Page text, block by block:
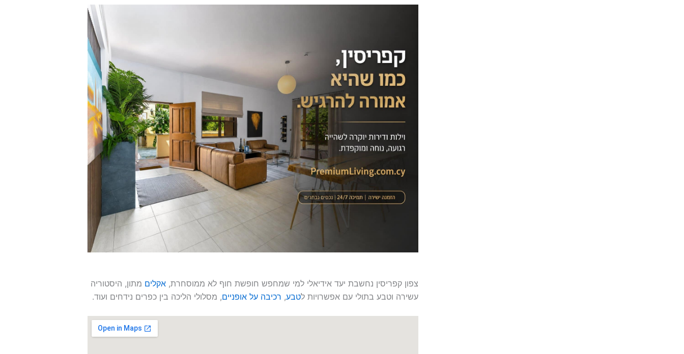
צפון קפריסין נחשבת יעד אידיאלי למי שמחפש חופשת חוף לא ממוסחרת, אקלים מתון, היסטוריה
עשירה וטבע בתולי עם אפשרויות לטבע, רכיבה על אופניים, מסלולי הליכה בין כפרים נידחים ועוד.